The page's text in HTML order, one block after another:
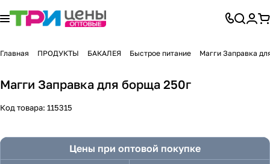
Главная ПРОДУКТЫ БАКАЛЕЯ Быстрое питание Магги Заправка
Магги Заправка для борща 250г
Код товара: 115315
Цены при оптовой покупке